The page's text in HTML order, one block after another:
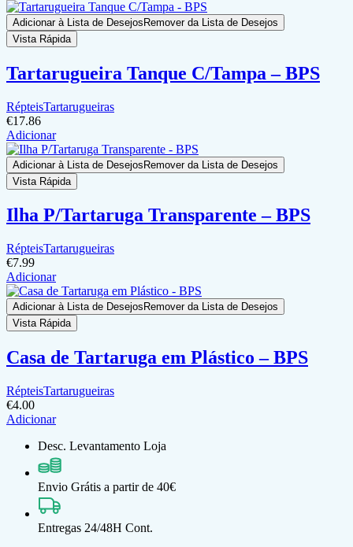
Adicionar à Lista de Desejos Remover da Lista de Desejos
Vista Rápida
Tartarugueira Tanque C/Tampa – BPS
RépteisTartarugueiras
€17.86
Adicionar
Adicionar à Lista de DesejosRemover da Lista de Desejos
Vista Rápida
Ilha P/Tartaruga Transparente – BPS
RépteisTartarugueiras
€7.99
Adicionar
Adicionar à Lista de Desejos Remover da Lista de Desejos
Vista Rápida
Casa de Tartaruga em Plástico – BPS
RépteisTartarugueiras
€4.00
Adicionar
Desc. Levantamento Loja
Envio Grátis a partir de 40€
Entregas 24/48H Cont.